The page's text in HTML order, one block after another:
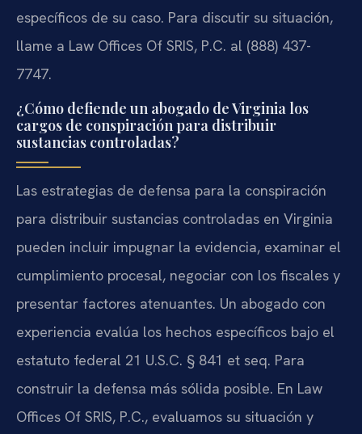
específicos de su caso. Para discutir su situación,
llame a Law Offices Of SRIS, P.C. al (888) 437-
7747.
¿Cómo defiende un abogado de Virginia los
cargos de conspiración para distribuir
sustancias controladas?
Las estrategias de defensa para la conspiración
para distribuir sustancias controladas en Virginia
pueden incluir impugnar la evidencia, examinar el
cumplimiento procesal, negociar con los fiscales y
presentar factores atenuantes. Un abogado con
experiencia evalúa los hechos específicos bajo el
estatuto federal 21 U.S.C. § 841 et seq. Para
construir la defensa más sólida posible. En Law
Offices Of SRIS, P.C., evaluamos su situación y